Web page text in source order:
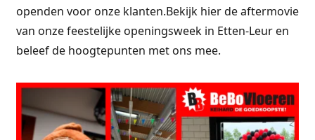
openden voor onze klanten.Bekijk hier de aftermovie
van onze feestelijke openingsweek in Etten-Leur en
beleef de hoogtepunten met ons mee.